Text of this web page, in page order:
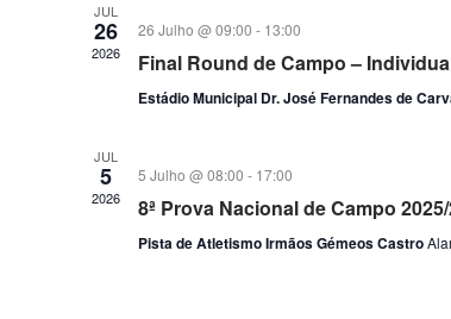
JUL
26
2026
26 Julho @ 09:00 - 13:00
Final Round de Campo –
Estádio Municipal Dr. José Fernandes de
JUL
5
2026
5 Julho @ 08:00 - 17:00
8ª Prova Nacional de Campo
Pista de Atletismo Irmãos Gémeos Castro